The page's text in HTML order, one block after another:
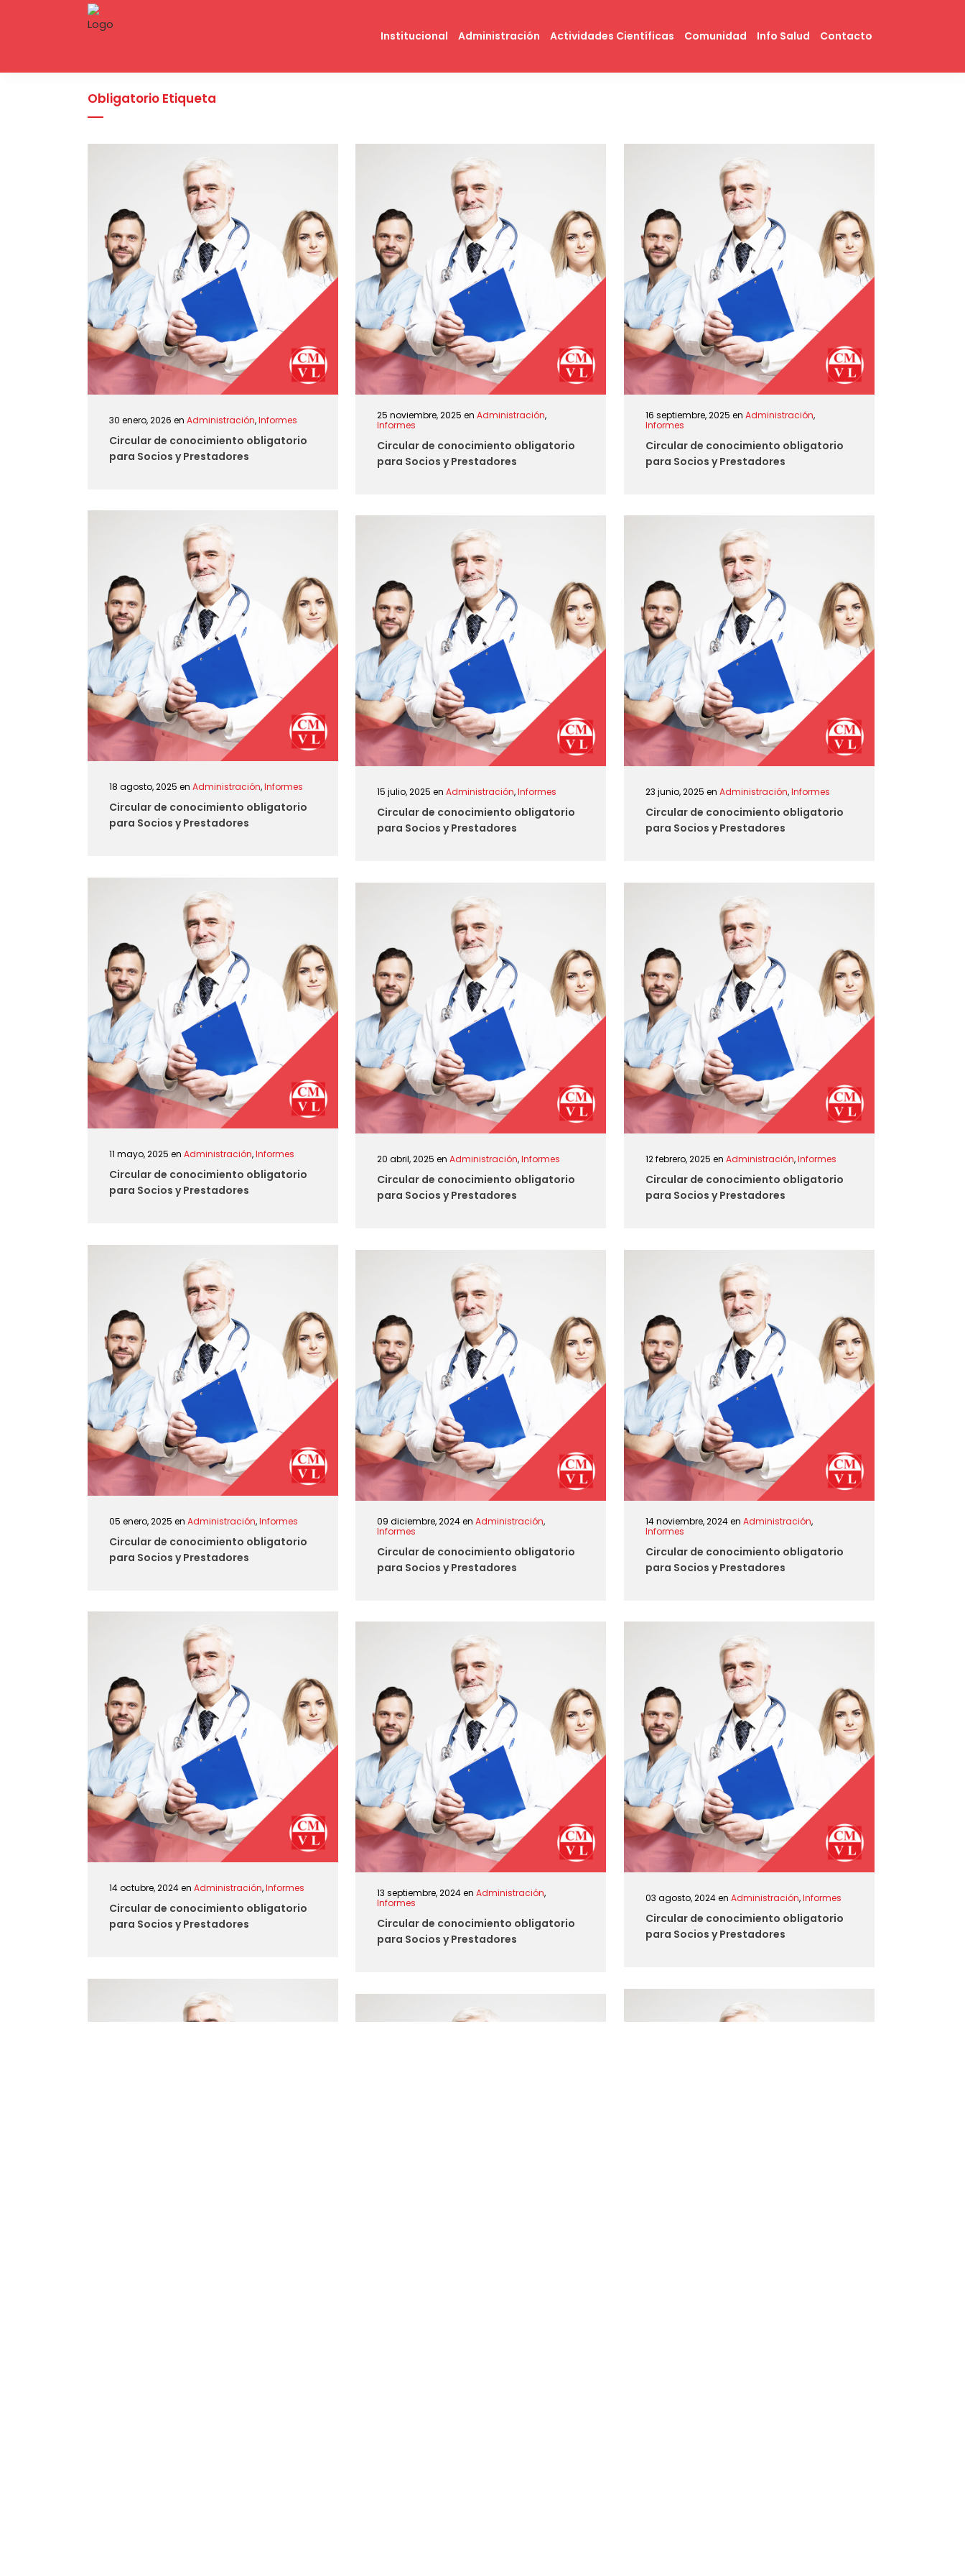
Institucional Administración Actividades Científicas Comunidad Info Salud Contacto
Obligatorio Etiqueta
30 enero, 2026 en Administración,Informes
Circular de conocimiento obligatorio
para Socios y Prestadores
25 noviembre, 2025 en Administración,
Informes
Circular de conocimiento obligatorio
para Socios y Prestadores
16 septiembre, 2025 en Administración,
Informes
Circular de conocimiento obligatorio
para Socios y Prestadores
18 agosto, 2025 en Administración,Informes
Circular de conocimiento obligatorio
para Socios y Prestadores
15 julio, 2025 en Administración,Informes
Circular de conocimiento obligatorio
para Socios y Prestadores
23 junio, 2025 en Administración,Informes
Circular de conocimiento obligatorio
para Socios y Prestadores
11 mayo, 2025 en Administración,Informes
Circular de conocimiento obligatorio
para Socios y Prestadores
20 abril, 2025 en Administración,Informes
Circular de conocimiento obligatorio
para Socios y Prestadores
12 febrero, 2025 en Administración,Informes
Circular de conocimiento obligatorio
para Socios y Prestadores
05 enero, 2025 en Administración,Informes
Circular de conocimiento obligatorio
para Socios y Prestadores
09 diciembre, 2024en Administración,
Informes
Circular de conocimiento obligatorio
para Socios y Prestadores
14 noviembre, 2024en Administración,
Informes
Circular de conocimiento obligatorio
para Socios y Prestadores
14 octubre, 2024en Administración,Informes
Circular de conocimiento obligatorio
para Socios y Prestadores
13 septiembre, 2024en Administración,
Informes
Circular de conocimiento obligatorio
para Socios y Prestadores
03 agosto, 2024en Administración,Informes
Circular de conocimiento obligatorio
para Socios y Prestadores